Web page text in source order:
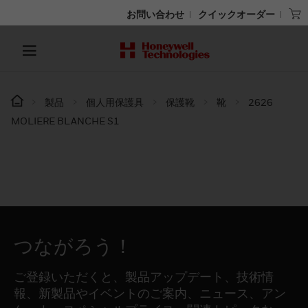
お問い合わせ クイックオーダー
製品 個人用保護具 保護靴 靴
2626
MOLIERE BLANCHE S1
つながろう！
ご登録いただくと、製品アップデート、技術情
報、新製品やイベントのご案内、ニュース、アン